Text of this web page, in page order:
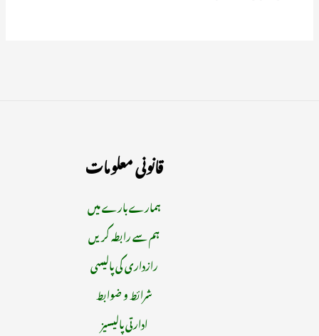
قانونی معلومات
ہمارے بارے میں
ہم سے رابطہ کریں
رازداری کی پالیسی
شرائط و ضوابط
ادارتی پالیسیز